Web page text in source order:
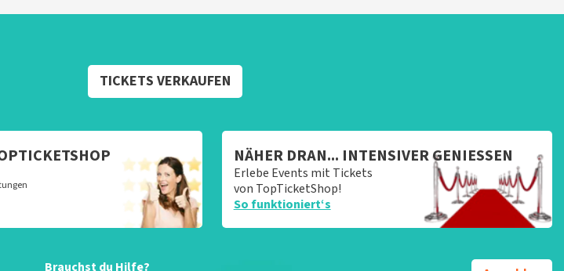
TICKETS VERKAUFEN
NÄHER DRAN... INTENSIVER GENIESSEN
Erlebe Events mit Tickets
von TopTicketShop!
So funktioniert‘s
Brauchst du Hilfe?